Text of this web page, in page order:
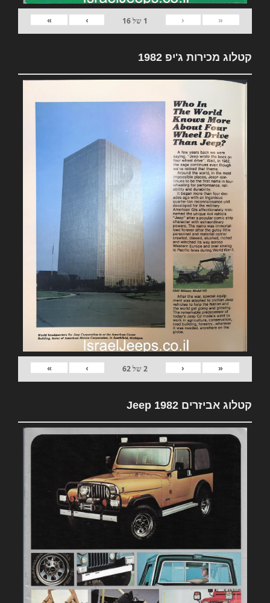
«
‹
1 של16
›
»
קטלוג מכירות ג'יפ 1982
«
‹
2של62
›
»
קטלוג אביזרים 1982 Jeep